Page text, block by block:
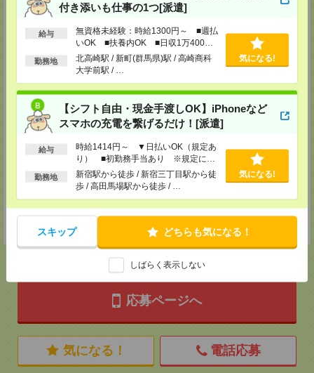
付き添いも仕事の1つ[派遣]
給与
無資格未経験：時給1300円～ ■週払
いOK ■扶養内OK ■日収1万400円
以上
勤務地
北高崎駅 / 新町(群馬県)駅 / 高崎商科
大学前駅 / …
気になる!
【シフト自由・現金手渡しOK】iPhoneなど
スマホの充電を繋げるだけ！[派遣]
給与
時給1414円～ ▼日払いOK（規定あ
り） ■初勤務手当あり ※規定によ
る
勤務地
新宿駅から徒歩 / 新宿三丁目駅から徒
歩 / 高田馬場駅から徒歩 / …
気になる!
スキップ どちらも気になる！
しばらく表示しない
東京都立川市錦町1-12-14
TEL：0120-934-200
MAIL：tenshoku@nikken-ts.jp
担当：採用担当
メディカルケア事業部 町田オフィス
東京都町田市森野1-7-23 大樹生命町田ビル6F
TEL：0120-453-285
MAIL：tenshoku@nikken-ts.jp
担当：採用担当
メディカルケア事業部 横浜オフィス
神奈川県横浜市保土ケ谷区神戸町134 横浜ビジネスパークサウスタワー
2F B区画
TEL：0120-901-799
MAIL：tenshoku@nikken-ts.jp
担当：採用担当
★今ならご来社登録でQUOカード2000円分をプレゼント中★
応募ページへ
気になる！ 電話応募